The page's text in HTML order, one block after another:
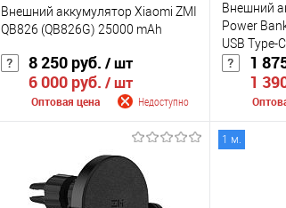
Внешний аккумулятор Xiaomi ZMI
QB826 (QB826G) 25000 mAh
8 250 руб. / шт
6 000 руб. / шт
Оптовая цена Недоступно
Сообщить о поступлении
К сравнению
Внешний
Power
USB Type-
1
1
К
1 м.